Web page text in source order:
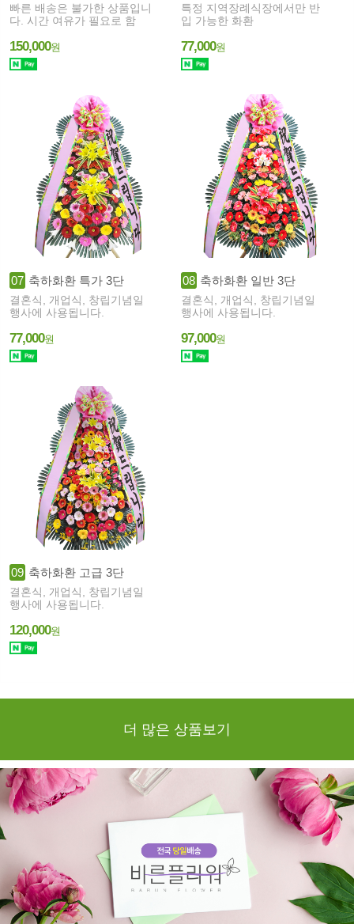
빠른 배송은 불가한 상품입니
다. 시간 여유가 필요로 함
150,000원
특정 지역장례식장에서만 반
입 가능한 화환
77,000원
07 축하화환 특가 3단
결혼식, 개업식, 창립기념일
행사에 사용됩니다.
77,000원
08 축하화환 일반 3단
결혼식, 개업식, 창립기념일
행사에 사용됩니다.
97,000원
09 축하화환 고급 3단
결혼식, 개업식, 창립기념일
행사에 사용됩니다.
120,000원
더 많은 상품보기